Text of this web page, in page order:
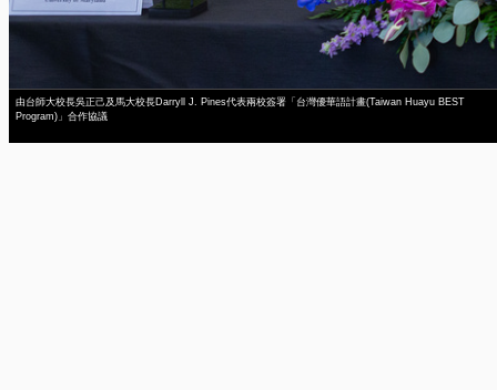
由台師大校長吳正己及馬大校長Darryll J. Pines代表兩校簽署「台灣優華語計畫(Taiwan Huayu BEST
Program)」合作協議